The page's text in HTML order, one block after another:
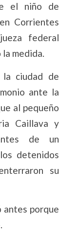
el niño de
Corrientes
federal
medida.
la ciudad de
ante la
al pequeño
Caillava y
de un
detenidos
su
antes porque